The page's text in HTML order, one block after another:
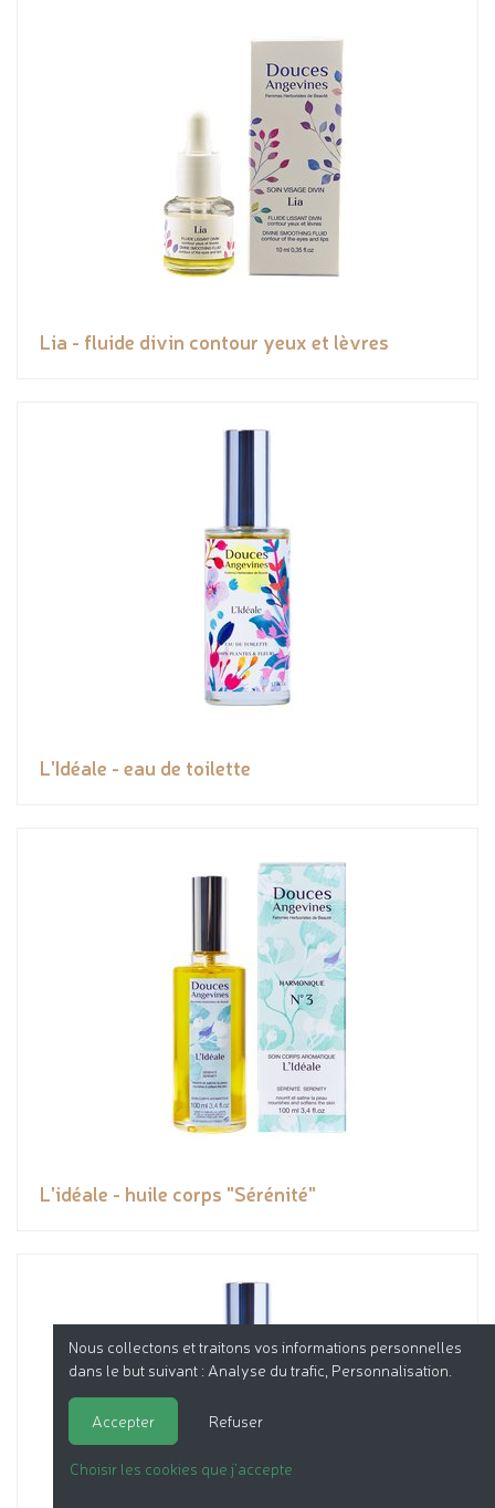
Lia - fluide divin contour yeux et lèvres
L'Idéale - eau de toilette
L'idéale - huile corps "Sérénité"
Nous collectons et traitons vos informations personnelles
dans le but suivant : Analyse du trafic, Personnalisation
Accepter Refuser
Choisir les cookies que j'accepte